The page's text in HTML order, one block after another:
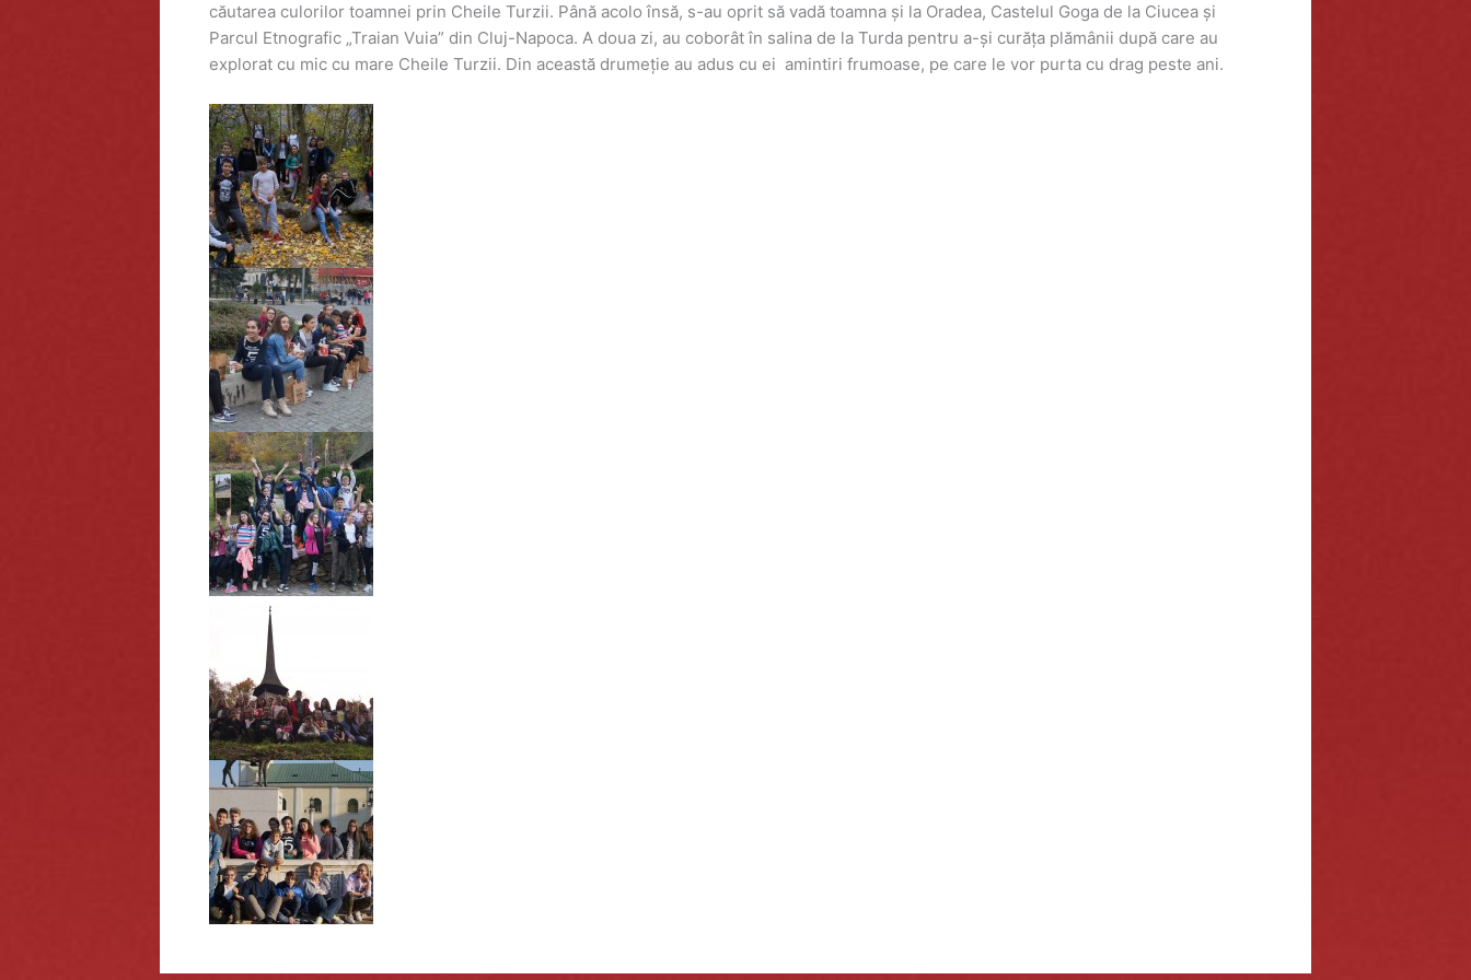
căutarea culorilor toamnei prin Cheile Turzii. Până acolo însă, s-au oprit să vadă toamna și la Oradea, Castelul Goga de la Ciucea și
Parcul Etnografic „Traian Vuia” din Cluj-Napoca. A doua zi, au coborât în salina de la Turda pentru a-și curăța plămânii după care au
explorat cu mic cu mare Cheile Turzii. Din această drumeție au adus cu ei amintiri frumoase, pe care le vor purta cu drag peste ani.